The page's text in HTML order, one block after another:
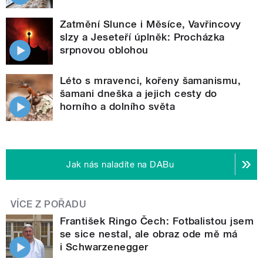
Zatmění Slunce i Měsíce, Vavřincovy
slzy a Jeseteří úplněk: Procházka
srpnovou oblohou
Léto s mravenci, kořeny šamanismu,
šamani dneška a jejich cesty do
horního a dolního světa
Jak nás naladíte na DABu
VÍCE Z POŘADU
František Ringo Čech: Fotbalistou jsem
se sice nestal, ale obraz ode mě má
i Schwarzenegger